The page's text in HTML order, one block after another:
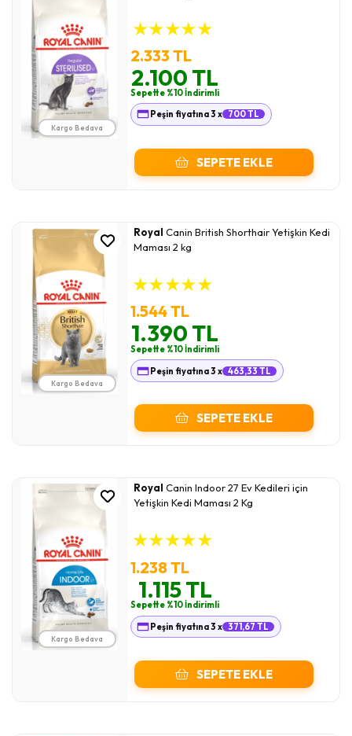
Kargo Bedava
★★★★★
2.333 TL
2.100 TL
Sepette %10 İndirimli
Peşin fiyatına 3 x
700 TL
SEPETE EKLE
Kargo Bedava
Royal Canin British Shorthair Yetişkin Kedi
Maması 2 kg
★★★★★
1.544 TL
1.390 TL
Sepette %10 İndirimli
Peşin fiyatına 3 x 463,33 TL
SEPETE EKLE
Kargo Bedava
Royal Canin Indoor 27 Ev Kedileri için
Yetişkin Kedi Maması 2 Kg
★★★★★
1.238 TL
1.115 TL
Sepette %10 İndirimli
Peşin fiyatına 3 x 371,67 TL
SEPETE EKLE